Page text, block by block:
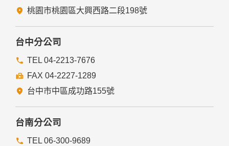
桃園市桃園區大興西路二段198號
台中分公司
TEL 04-2213-7676
FAX 04-2227-1289
台中市中區成功路155號
台南分公司
TEL 06-300-9689